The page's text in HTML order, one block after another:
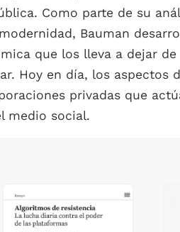
Como parte de su
Bauman
que los lleva a dejar
Hoy en día, los aspectos
privadas que
medio social.